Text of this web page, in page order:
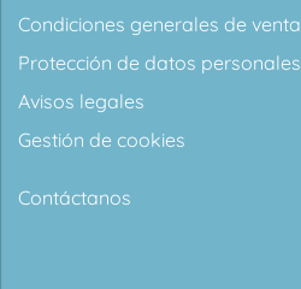
Condiciones generales de venta
Protección de datos personales
Avisos legales
Gestión de cookies
Contáctanos